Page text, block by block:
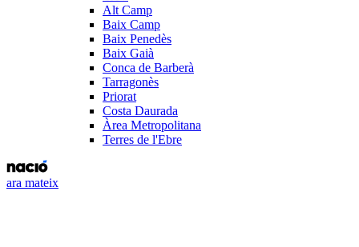
Alt Camp
Baix Camp
Baix Penedès
Baix Gaià
Conca de Barberà
Tarragonès
Priorat
Costa Daurada
Àrea Metropolitana
Terres de l'Ebre
ara mateix